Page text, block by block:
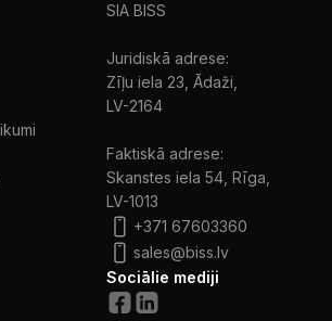
SIA BISS
Juridiskā adrese:
Zīļu iela 23, Ādaži,
LV-2164
Faktiskā adrese:
Skanstes iela 54, Rīga,
LV-1013
+371 67603360
sales@biss.lv
Sociālie mediji